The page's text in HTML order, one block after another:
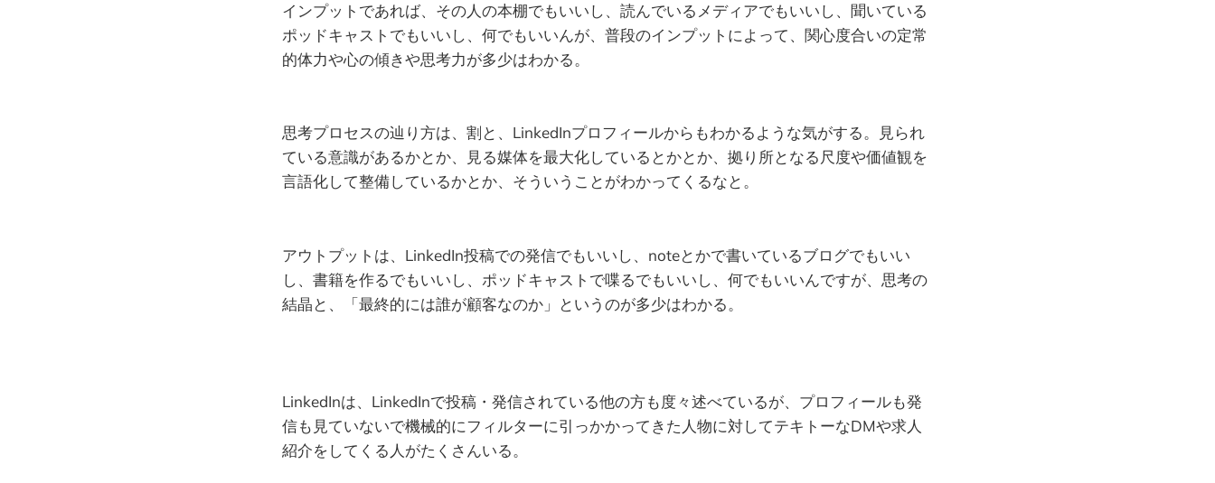
インプットであれば、その人の本棚でもいいし、読んでいるメディアでもいいし、聞いている
ポッドキャストでもいいし、何でもいいんが、普段のインプットによって、関心度合いの定常
的体力や心の傾きや思考力が多少はわかる。
思考プロセスの辿り方は、割と、LinkedInプロフィールからもわかるような気がする。見られ
ている意識があるかとか、見る媒体を最大化しているとかとか、拠り所となる尺度や価値観を
言語化して整備しているかとか、そういうことがわかってくるなと。
アウトプットは、LinkedIn投稿での発信でもいいし、noteとかで書いているブログでもいい
し、書籍を作るでもいいし、ポッドキャストで喋るでもいいし、何でもいいんですが、思考の
結晶と、「最終的には誰が顧客なのか」というのが多少はわかる。
LinkedInは、LinkedInで投稿・発信されている他の方も度々述べているが、プロフィールも発
信も見ていないで機械的にフィルターに引っかかってきた人物に対してテキトーなDMや求人
紹介をしてくる人がたくさんいる。